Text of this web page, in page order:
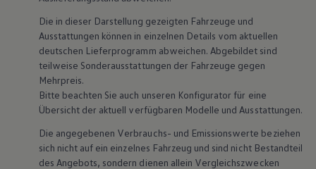
Die in dieser Darstellung gezeigten Fahrzeuge und
Ausstattungen können in einzelnen Details vom aktuellen
deutschen Lieferprogramm abweichen. Abgebildet sind
teilweise Sonderausstattungen der Fahrzeuge gegen
Mehrpreis.
Bitte beachten Sie auch unseren Konfigurator für eine
Übersicht der aktuell verfügbaren Modelle und Ausstattungen.
Die angegebenen Verbrauchs- und Emissionswerte beziehen
sich nicht auf ein einzelnes Fahrzeug und sind nicht Bestandteil
des Angebots, sondern dienen allein Vergleichszwecken